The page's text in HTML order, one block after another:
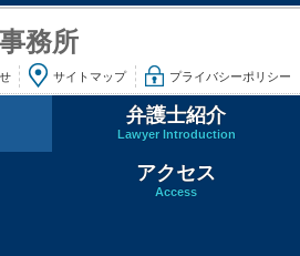
務所
サイトマップ プライバシーポリシー
弁護士紹介
Lawyer Introduction
アクセス
Access